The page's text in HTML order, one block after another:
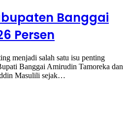
Banggai
Persen
menjadi salah satu isu penting
Banggai Amirudin Tamoreka dan
Masulili sejak…